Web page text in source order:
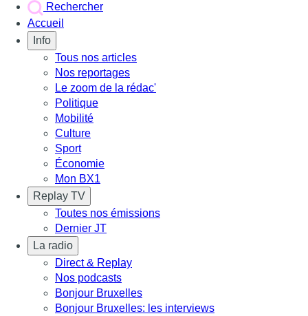
Rechercher
Accueil
Info
Tous nos articles
Nos reportages
Le zoom de la rédac'
Politique
Mobilité
Culture
Sport
Économie
Mon BX1
Replay TV
Toutes nos émissions
Dernier JT
La radio
Direct & Replay
Nos podcasts
Bonjour Bruxelles
Bonjour Bruxelles: les interviews